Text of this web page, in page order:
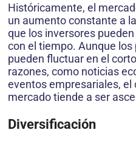
Históricamente, el
un aumento constante a
que los inversores
con el tiempo. Aunque
pueden fluctuar en el
razones, como noticias
eventos empresariales,
mercado tiende a ser
Diversificación